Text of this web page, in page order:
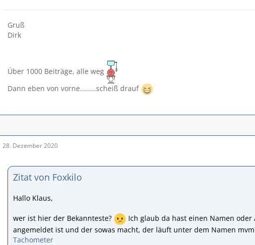
Gruß
Dirk
Über 1000 Beiträge, alle weg
Dann eben von vorne........scheiß drauf
28. Dezember 2020
Zitat von Foxkilo
Hallo Klaus,
wer ist hier der Bekannteste?
Ich glaub da hast einen Namen
angemeldet ist und der sowas macht, der läuft unter dem Namen
Tachometer